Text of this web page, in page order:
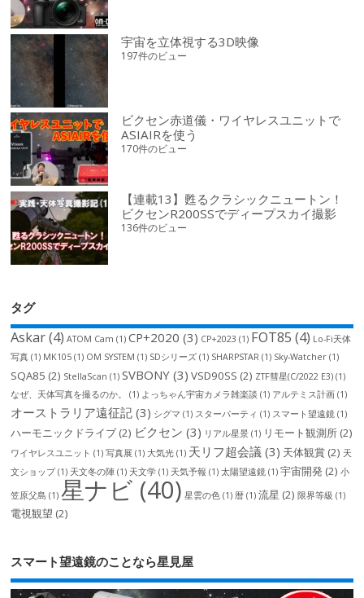
宇宙を立体視する3D映像
197件のビュー
ビクセン赤道儀・ワイヤレスユニットで
ASIAIRを使う
170件のビュー
【連載13】甦るクラシックニュートン！
ビクセンR200SSでディープスカイ撮影
136件のビュー
タグ
Askar(4) ATOM Cam (1) CP+2020 (3) CP+2023 (1) FOT85 (4) Lo-Fi天体
写真 (1) MK105 (1) OM SYSTEM (1) SDシリーズ (1) SHARPSTAR (1) Sky-Watcher (1)
SQA85 (2) StellaScan (1) SVBONY (3) VSD90SS (2) ZTF彗星(C/2022 E3) (1)
なぜ、天体写真を撮るのか。
(1) よっちゃん宇宙カメラ雑楽談 (1) アルテミス計画 (1)
オーストラリア遠征記 (3) シグマ (1) スターパーティ (1) スマート望遠鏡 (1)
ハーモニックドライブ (2) ビクセン (3) リアル星景 (1) リモート観測所 (2)
ワイヤレスユニット (1) 写真展 (1) 大気光 (1) 天リフ超会議 (3) 天体観賞 (2) 天
文ショップ(1) 天文冬の陣 (1) 天文学 (1) 天気予報 (1) 太陽望遠鏡 (1) 宇宙開発 (2) 小
笠原父島 (1) 星ナビ (40) 星雲の色 (1) 暦 (1) 流星 (2) 限界等級 (1)
電視観望 (2)
スマート望遠鏡のことなら星見屋